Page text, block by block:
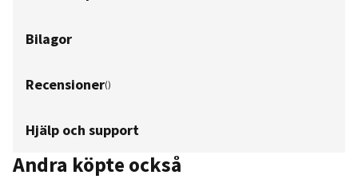
Bilagor
Recensioner()
Hjälp och support
Andra köpte också